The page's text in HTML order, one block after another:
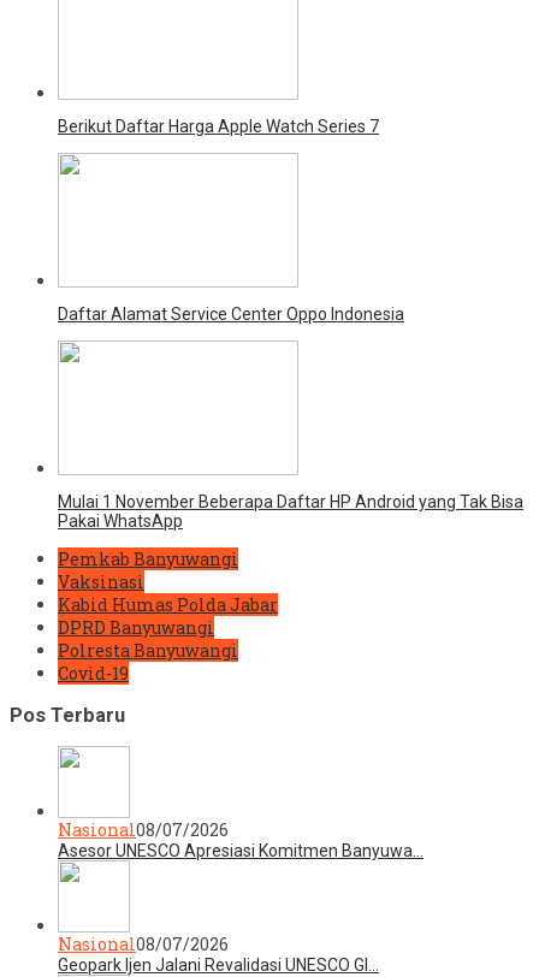
Berikut Daftar Harga Apple Watch Series 7
Daftar Alamat Service Center Oppo Indonesia
Mulai 1 November Beberapa Daftar HP Android yang Tak Bisa
Pakai WhatsApp
Pemkab Banyuwangi
Vaksinasi
Kabid Humas Polda Jabar
DPRD Banyuwangi
Polresta Banyuwangi
Covid-19
Pos Terbaru
Nasional08/07/2026
Asesor UNESCO Apresiasi Komitmen Banyuwa…
Nasional08/07/2026
Geopark Ijen Jalani Revalidasi UNESCO Gl…